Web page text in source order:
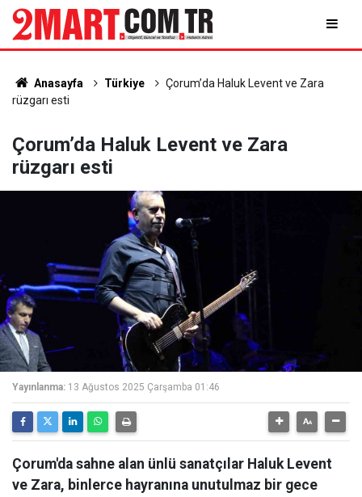
Anasayfa Türkiye
Çorum’da Haluk Levent ve Zara
rüzgarı esti
Çorum’da Haluk Levent ve Zara
rüzgarı esti
Yayınlanma: 13 Ağustos 2025 Çarşamba 01:46
Çorum'da sahne alan ünlü sanatçılar Haluk Levent
ve Zara, binlerce hayranına unutulmaz bir gece